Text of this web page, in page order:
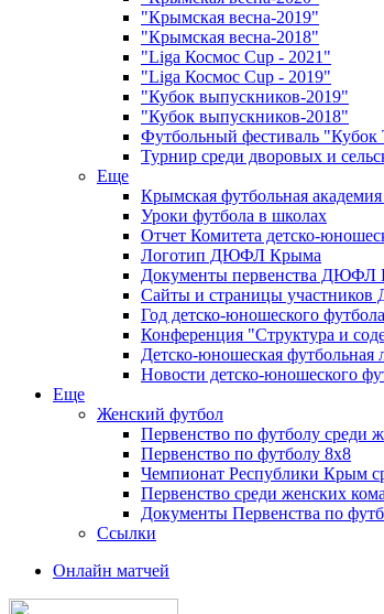
"Крымская весна-2019"
"Крымская весна-2018"
"Liga Космос Cup - 2021"
"Liga Космос Cup - 2019"
"Кубок выпускников-2019"
"Кубок выпускников-2018"
Футбольный фестиваль "Кубок
Турнир среди дворовых и
Еще
Крымская футбольная
Уроки футбола в школах
Отчет Комитета детско-
Логотип ДЮФЛ Крыма
Документы первенства ДЮФЛ
Сайты и страницы
Год детско-юношеского
Конференция "Структура и
Детско-юношеская футбольная
Новости детско-юношеского
Еще
Женский футбол
Первенство по футболу среди
Первенство по футболу 8х8
Чемпионат Республики Крым
Первенство среди женских
Документы Первенства по
Ссылки
Онлайн матчей